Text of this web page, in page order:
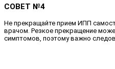
СОВЕТ №4
Не прекращайте прием ИПП
врачом. Резкое прекращение
симптомов, поэтому важно